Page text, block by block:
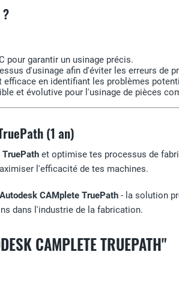
pour garantir un usinage précis.
d'usinage afin d'éviter les erreurs de
efficace en identifiant les problèmes
et évolutive pour l'usinage de pièces
(1 an)
et optimise tes processus de
l'efficacité de tes machines.
Autodesk CAMplete TruePath - la solution
dans l'industrie de la fabrication.
CAMPLETE TRUEPATH"